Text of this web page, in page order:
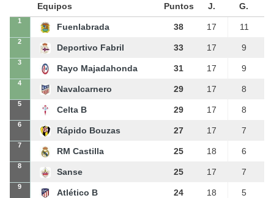
Equipos Puntos J. G.
1
Fuenlabrada 38 17 11
2
Deportivo Fabril 33 17 9
3
Rayo Majadahonda 31 17 9
4
Navalcarnero 29 17 8
5
Celta B 29 17 8
6
Rápido Bouzas 27 17 7
7
RM Castilla 25 18 6
8
Sanse 25 17 7
9
Atlético B 24 18 5